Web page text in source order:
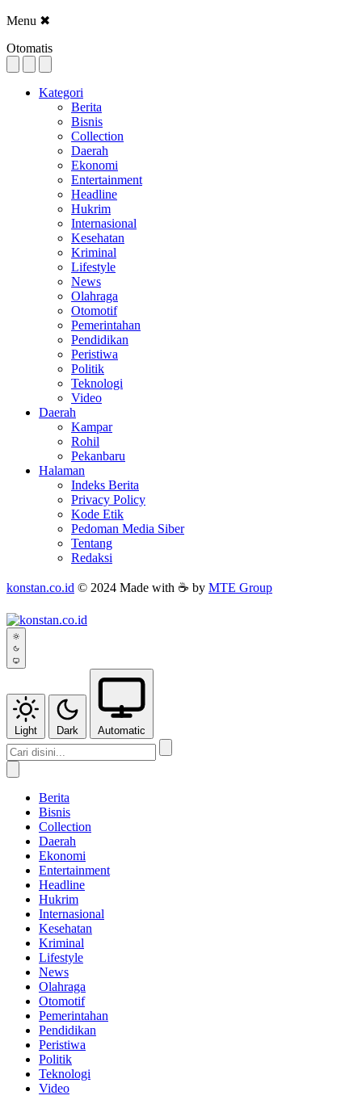
Menu ✖
Otomatis
Kategori
Berita
Bisnis
Collection
Daerah
Ekonomi
Entertainment
Headline
Hukrim
Internasional
Kesehatan
Kriminal
Lifestyle
News
Olahraga
Otomotif
Pemerintahan
Pendidikan
Peristiwa
Politik
Teknologi
Video
Daerah
Kampar
Rohil
Pekanbaru
Halaman
Indeks Berita
Privacy Policy
Kode Etik
Pedoman Media Siber
Tentang
Redaksi
konstan.co.id © 2024 Made with ☕ by MTE Group
Light Dark Automatic
Berita
Bisnis
Collection
Daerah
Ekonomi
Entertainment
Headline
Hukrim
Internasional
Kesehatan
Kriminal
Lifestyle
News
Olahraga
Otomotif
Pemerintahan
Pendidikan
Peristiwa
Politik
Teknologi
Video